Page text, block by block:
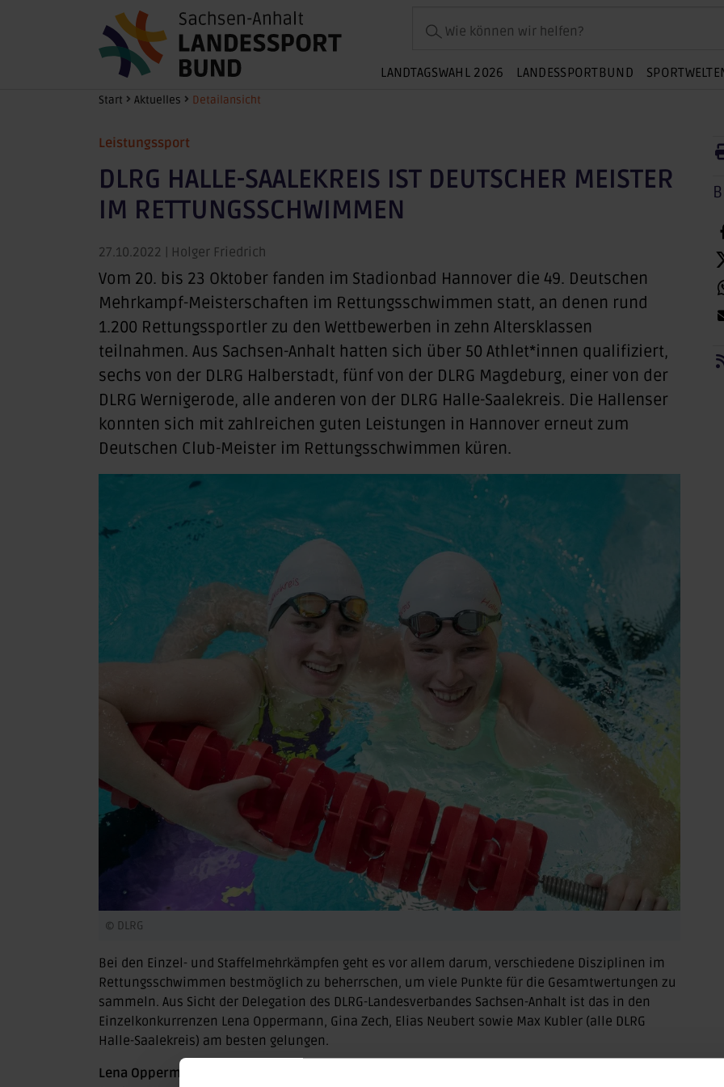
Zum Hauptinhalt springen
Wie können wir helfen?
LANDTAGSWAHL 2026 LANDESSPORTBUND
Sie sind hier:
Start Aktuelles Detailansicht
Leistungssport
DLRG HALLE-SAALEKREIS IST DEUTSCHER MEISTER
IM RETTUNGSSCHWIMMEN
27.10.2022 | Holger Friedrich
Vom 20. bis 23 Oktober fanden im Stadionbad Hannover die 49. Deutschen
Mehrkampf-Meisterschaften im Rettungsschwimmen statt, an denen rund
1.200 Rettungssportler zu den Wettbewerben in zehn Altersklassen
teilnahmen. Aus Sachsen-Anhalt hatten sich über 50 Athlet*innen qualifiziert,
sechs von der DLRG Halberstadt, fünf von der DLRG Magdeburg, einer von der
DLRG Wernigerode, alle anderen von der DLRG Halle-Saalekreis. Die Hallenser
konnten sich mit zahlreichen guten Leistungen in Hannover erneut zum
Deutschen Club-Meister im Rettungsschwimmen küren.
© DLRG
Bei den Einzel- und Staffelmehrkämpfen geht es vor allem darum, verschiedene Disziplinen im
Rettungsschwimmen bestmöglich zu beherrschen, um viele Punkte für die Gesamtwertungen zu
sammeln. Aus Sicht der Delegation des DLRG-Landesverbandes Sachsen-Anhalt ist das in den
Einzelkonkurrenzen Lena Oppermann, Gina Zech, Elias Neubert sowie Max Kubler (alle DLRG
Halle-Saalekreis) am besten gelungen.
Lena Oppermann